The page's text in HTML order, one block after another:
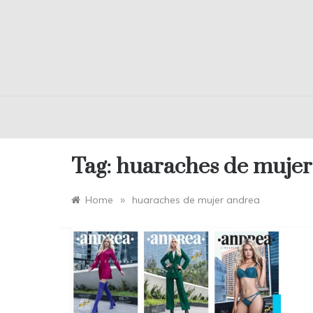
Tag: huaraches de
Home » huaraches de mujer andrea